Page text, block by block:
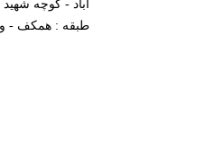
طبقه : همکف -